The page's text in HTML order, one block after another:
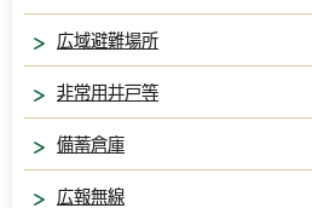
広域避難場所
非常用井戸等
備蓄倉庫
広報無線